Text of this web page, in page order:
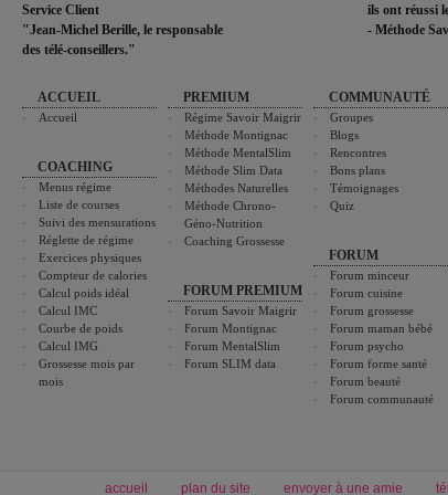
Service Client
"Jean-Michel Berille, le responsable
des télé-conseillers."
ils ont réussi
- Méthode
ACCUEIL
Accueil
COACHING
Menus régime
Liste de courses
Suivi des mensurations
Réglette de régime
Exercices physiques
Compteur de calories
Calcul poids idéal
Calcul IMC
Courbe de poids
Calcul IMG
Grossesse mois par
mois
PREMIUM
Régime Savoir Maigrir
Méthode Montignac
Méthode MentalSlim
Méthode Slim Data
Méthodes Naturelles
Méthode Chrono-
Géno-Nutrition
Coaching Grossesse
FORUM PREMIUM
Forum Savoir Maigrir
Forum Montignac
Forum MentalSlim
Forum SLIM data
COMMUNAUTÉ
Groupes
Blogs
Rencontres
Bons plans
Témoignages
Quiz
FORUM
Forum minceur
Forum cuisine
Forum grossesse
Forum maman bébé
Forum psycho
Forum forme santé
Forum beauté
Forum communauté
accueil plan du site envoyer à une amie